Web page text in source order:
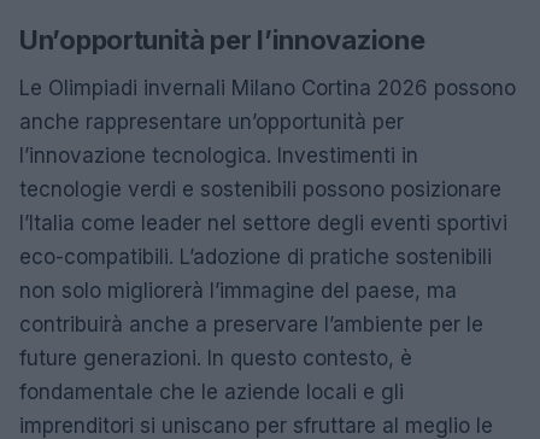
Un’opportunità per l’innovazione
Le Olimpiadi invernali Milano Cortina 2026 possono
anche rappresentare un’opportunità per
l’innovazione tecnologica. Investimenti in
tecnologie verdi e sostenibili possono posizionare
l’Italia come leader nel settore degli eventi sportivi
eco-compatibili. L’adozione di pratiche sostenibili
non solo migliorerà l’immagine del paese, ma
contribuirà anche a preservare l’ambiente per le
future generazioni. In questo contesto, è
fondamentale che le aziende locali e gli
imprenditori si uniscano per sfruttare al meglio le